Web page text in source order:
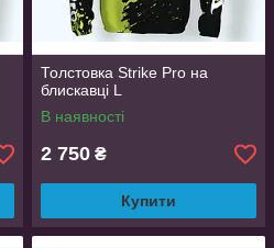
Толстовка Strike Pro на
блискавці L
В наявності
2 750 ₴
Купити